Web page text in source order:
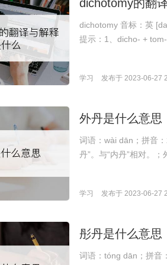
dichotomy的翻
dichotomy 音标：英
提示：1、dicho- +
学习 发布于 2023-06-27
外丹是什么意思
词语：wài dān；拼音
丹”。与“内丹”相对。
学习 发布于 2023-06-27
彤丹是什么意思
词语：tóng dān；拼音